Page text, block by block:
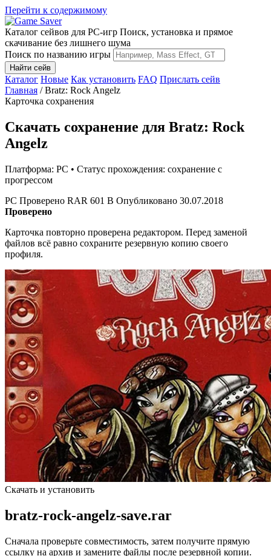
Перейти к содержимому
Каталог сейвов для PC-игр Поиск, установка и прямое
скачивание без лишнего шума
Поиск по названию игры
Найти сейв
Каталог Новые Как установить FAQ Прислать сейв
Главная / Bratz: Rock Angelz
Карточка сохранения
Скачать сохранение для Bratz: Rock
Angelz
Платформа: PC • Статус прохождения: сохранение с
прогрессом
PC Проверено RAR 601 B Опубликовано 30.07.2018
Проверено
Карточка повторно проверена редактором. Перед заменой
файлов всё равно сохраните резервную копию своего
профиля.
Скачать и установить
bratz-rock-angelz-save.rar
Сначала проверьте совместимость, затем получите прямую
ссылку на архив и замените файлы после резервной копии.